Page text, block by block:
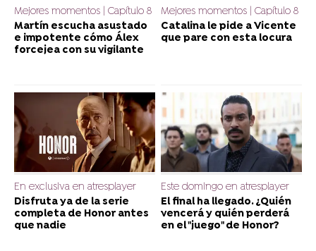
Mejores momentos | Capítulo 8
Martín escucha asustado
e impotente cómo Álex
forcejea con su vigilante
Mejores momentos | Capítulo 8
Catalina le pide a Vicente
que pare con esta locura
En exclusiva en atresplayer
Disfruta ya de la serie
completa de Honor antes
que nadie
Este domingo en atresplayer
El final ha llegado. ¿Quién
vencerá y quién perderá
en el "juego" de Honor?